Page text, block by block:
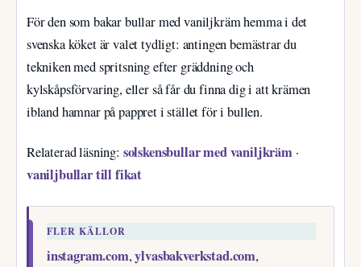
För den som bakar bullar med vaniljkräm hemma i det
svenska köket är valet tydligt: antingen bemästrar du
tekniken med spritsning efter gräddning och
kylskåpsförvaring, eller så får du finna dig i att krämen
ibland hamnar på pappret i stället för i bullen.
Relaterad läsning: solskensbullar med vaniljkräm·
vaniljbullar till fikat
FLER KÄLLOR
instagram.com,ylvasbakverkstad.com,